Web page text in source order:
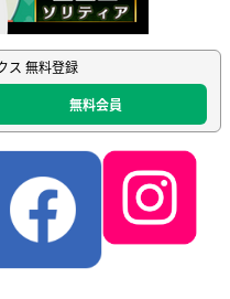
ス 無料登録
無料会員